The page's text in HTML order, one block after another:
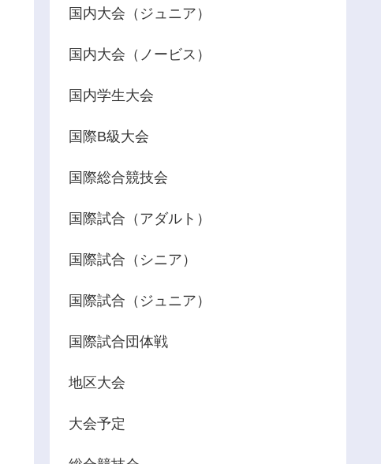
国内大会（ジュニア）
国内大会（ノービス）
国内学生大会
国際B級大会
国際総合競技会
国際試合（アダルト）
国際試合（シニア）
国際試合（ジュニア）
国際試合団体戦
地区大会
大会予定